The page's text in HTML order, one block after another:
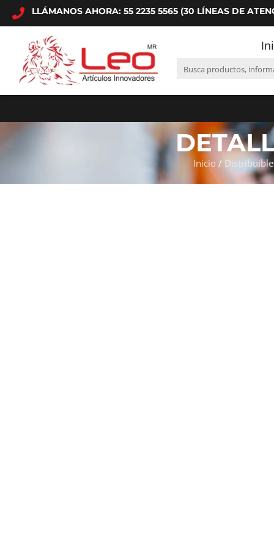
LLÁMANOS AHORA: 55 2235 5565 (30 LÍNEAS DE
Inicio /